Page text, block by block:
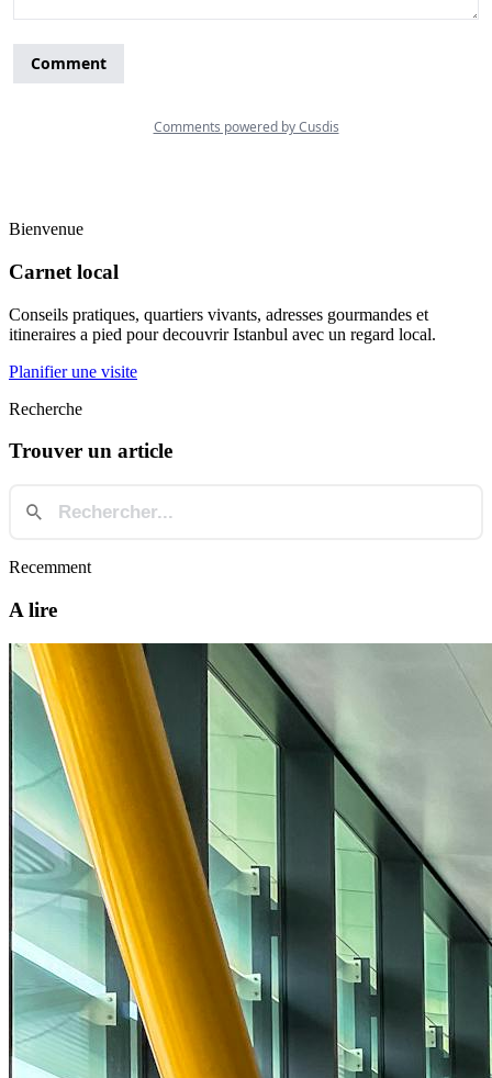
Bienvenue
Carnet local
Conseils pratiques, quartiers vivants, adresses gourmandes et
itineraires a pied pour decouvrir Istanbul avec un regard local.
Planifier une visite
Recherche
Trouver un article
Recemment
A lire